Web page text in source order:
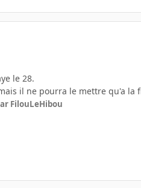
le 28.
il ne pourra le mettre qu'a la
FilouLeHibou